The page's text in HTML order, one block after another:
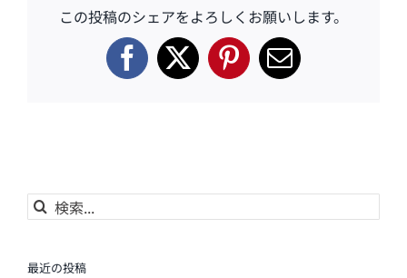
この投稿のシェアをよろしくお願いします。
Facebook
X Pinterest
電
検
索
最近の投稿